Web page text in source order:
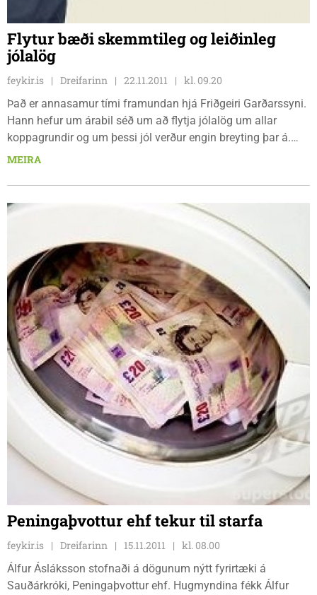
Flytur bæði skemmtileg og leiðinleg
jólalög
feykir.is Dreifarinn 22.11.2011
kl. 09.20
Það er annasamur tími framundan hjá Friðgeiri Garðarssyni.
Hann hefur um árabil séð um að flytja jólalög um allar
koppagrundir og um þessi jól verður engin breyting þar á.
„Ég byrjaði nú reyndar í flutningabransanum á þ...
MEIRA
Peningaþvottur ehf tekur til starfa
feykir.is Dreifarinn 15.11.2011
kl. 08.00
Álfur Ásláksson stofnaði á dögunum nýtt fyrirtæki á
Sauðárkróki, Peningaþvottur ehf. Hugmyndina fékk Álfur